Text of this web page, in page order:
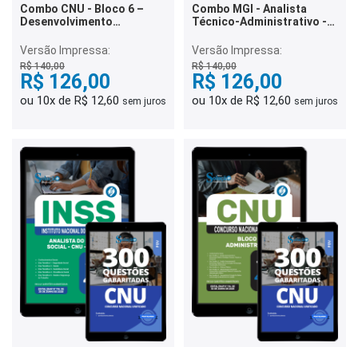
Combo CNU - Bloco 6 –
Desenvolvimento
Versão Impressa:
R$ 140,00
R$ 126,00
ou 10x de R$ 12,60 sem juros
Combo MGI - Analista
Técnico-Administrativo -
Versão Impressa:
R$ 140,00
R$ 126,00
ou 10x de R$ 12,60 sem juros